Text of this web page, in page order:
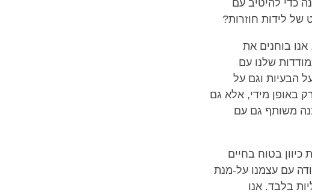
כדי להיטיב עם
של לידות חוזרות?
בוחנים את
שלנו עם
הבעיות וגם על
באופן מידי, אלא גם
משותף גם עם
בטוח בחיים
עם עצמנו על-מנת
בלבד. אנו